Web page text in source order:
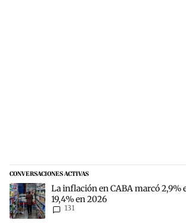
CONVERSACIONES ACTIVAS
Este listado muestra los artículos con más
Un artículo de tendencia con el título "La
La inflación en CABA marcó 2,9%
19,4% en 2026
131